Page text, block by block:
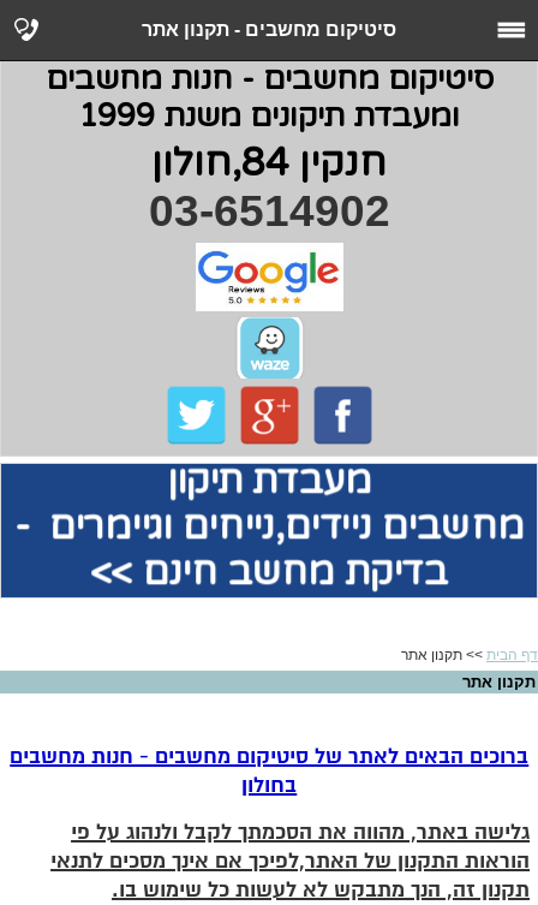
סיטיקום מחשבים - תקנון אתר
סיטיקום מחשבים - חנות מחשבים
ומעבדת תיקונים משנת 1999
חנקין 84,חולון
03-6514902
מעבדת תיקון
מחשבים ניידים,נייחים וגיימרים -
בדיקת מחשב חינם >>
דף הבית >> תקנון אתר
תקנון אתר
ברוכים הבאים לאתר של סיטיקום מחשבים - חנות מחשבים
בחולון
גלישה באתר, מהווה את הסכמתך לקבל ולנהוג על פי
הוראות התקנון של האתר,לפיכך אם אינך מסכים לתנאי
תקנון זה, הנך מתבקש לא לעשות כל שימוש בו.